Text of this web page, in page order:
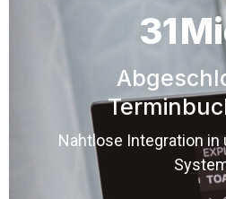
31
Nahtlose Integration